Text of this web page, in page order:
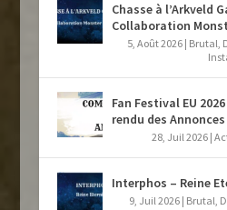
Chasse à l’Arkveld
Collaboration
5, Août 2026| Brutal,
Fan Festival EU
rendu des Annonces
28, Juil 2026 |
Interphos – Reine
9, Juil 2026 | Brutal,